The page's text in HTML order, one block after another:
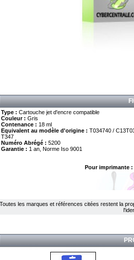
Type : Cartouche jet d'encre compatible
Couleur : Gris
Contenance : 18 ml
Equivalent au modèle d'origine : T034740 /
T347
Numéro Abrégé : 5200
Garantie : 1 an, Norme Iso 9001
Pour imprimante :
Toutes les marques et références citées restent la